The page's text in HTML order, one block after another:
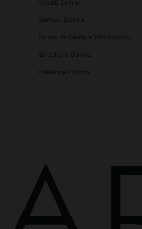
Vestiti Donna
Sandali Donna
Borse da Festa e Matrimonio
Sneakers Donna
Ballerine Donna